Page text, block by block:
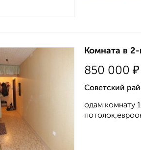
Комната в
850 000 ₽
Советский
одам комнату